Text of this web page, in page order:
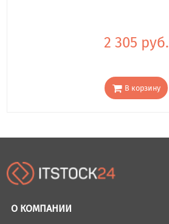
2 305 руб.
В корзину
О КОМПАНИИ